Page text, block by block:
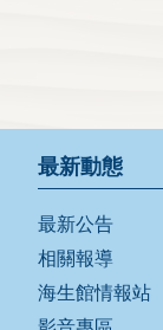
最新動態
最新公告
相關報導
海生館情報站